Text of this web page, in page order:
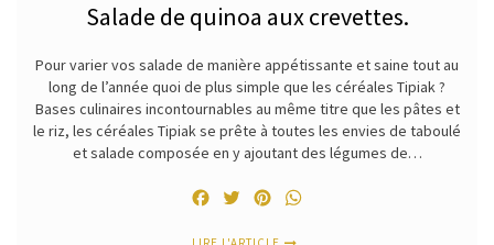
Salade de quinoa aux crevettes.
Pour varier vos salade de manière appétissante et saine tout au
long de l’année quoi de plus simple que les céréales Tipiak ?
Bases culinaires incontournables au même titre que les pâtes et
le riz, les céréales Tipiak se prête à toutes les envies de taboulé
et salade composée en y ajoutant des légumes de…
FacebookTwitterPinterest